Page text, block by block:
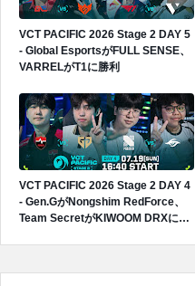
VCT PACIFIC 2026 Stage 2 DAY 5
- Global EsportsがFULL SENSE、
VARRELがT1に勝利
VCT PACIFIC 2026 Stage 2 DAY 4
- Gen.GがNongshim RedForce、
Team SecretがKIWOOM DRXに勝